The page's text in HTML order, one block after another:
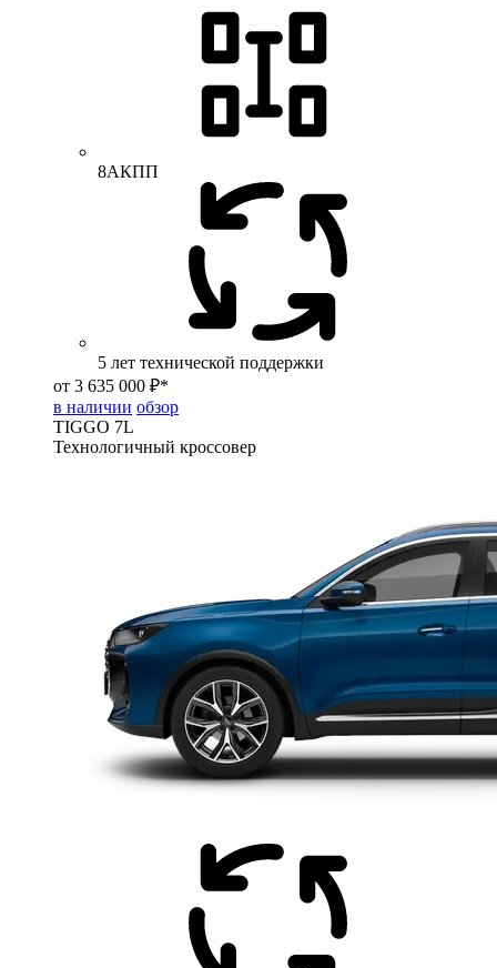
8АКПП
5 лет технической поддержки
от 3 635 000 ₽*
в наличии обзор
TIGGO 7L
Технологичный кроссовер